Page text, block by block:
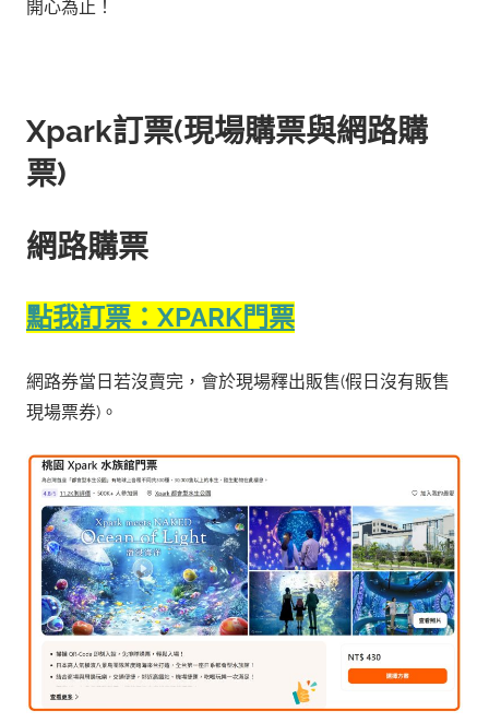
開心為止！
Xpark訂票(現場購票與網路購
票)
網路購票
點我訂票：XPARK門票
網路券當日若沒賣完，會於現場釋出販售(假日沒有販售
現場票券)。